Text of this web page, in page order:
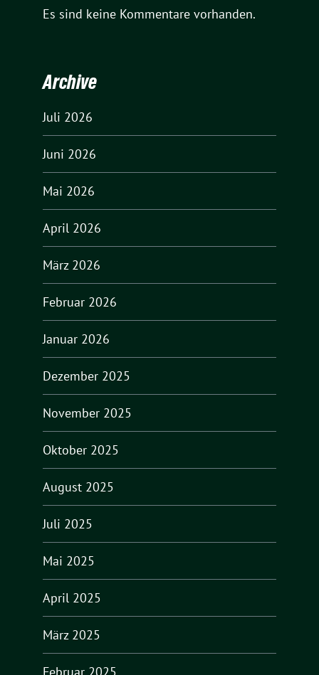
Es sind keine Kommentare vorhanden.
Archive
Juli 2026
Juni 2026
Mai 2026
April 2026
März 2026
Februar 2026
Januar 2026
Dezember 2025
November 2025
Oktober 2025
August 2025
Juli 2025
Mai 2025
April 2025
März 2025
Februar 2025